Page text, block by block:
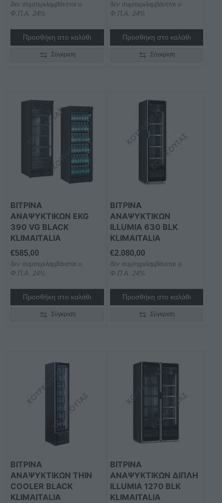
δεν συμπεριλαμβάνεται ο
Φ.Π.Α. 24%
Προσθήκη στο καλάθι
Σύγκριση
δεν συμπεριλαμβάνεται ο
Φ.Π.Α. 24%
Προσθήκη στο καλάθι
Σύγκριση
ΒΙΤΡΙΝΑ
ΑΝΑΨΥΚΤΙΚΩΝ EKG
390 VG BLACK
KLIMAITALIA
€585,00
δεν συμπεριλαμβάνεται ο
Φ.Π.Α. 24%
Προσθήκη στο καλάθι
Σύγκριση
ΒΙΤΡΙΝΑ
ΑΝΑΨΥΚΤΙΚΩΝ
ILLUMIA 630 BLK
KLIMAITALIA
€2.080,00
δεν συμπεριλαμβάνεται ο
Φ.Π.Α. 24%
Προσθήκη στο καλάθι
Σύγκριση
ΒΙΤΡΙΝΑ
ΑΝΑΨΥΚΤΙΚΩΝ THIN
COOLER BLACK
KLIMAITALIA
ΒΙΤΡΙΝΑ
ΑΝΑΨΥΚΤΙΚΩΝ ΔΙΠΛΗ
ILLUMIA 1270 BLK
KLIMAITALIA